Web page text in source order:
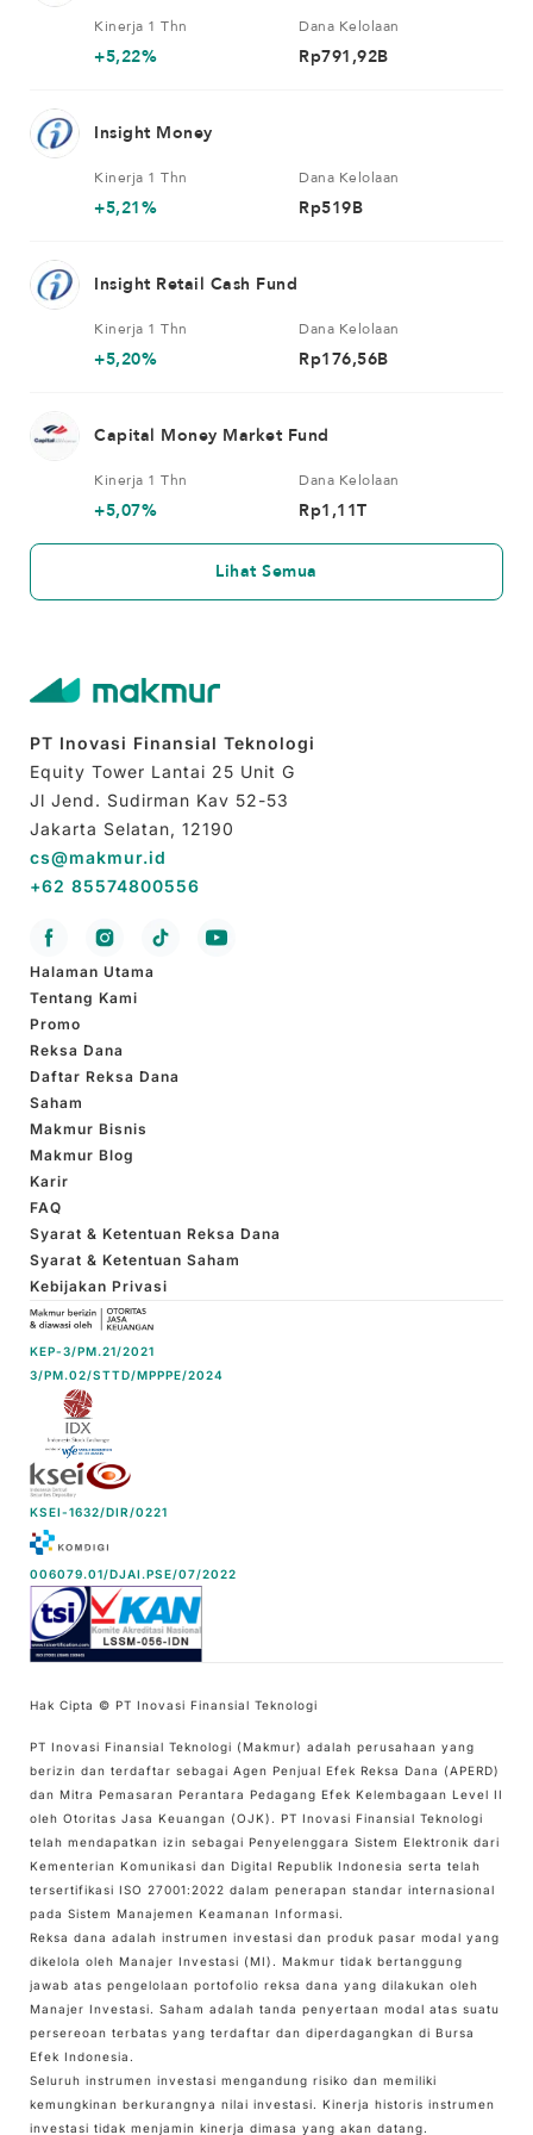
yang berlaku di Indonesia. Dalam hal berinvestasi pada
Efek luar negeri, Manajer Investasi wajib memastikan
kegiatan investasi BATAVIA DANA KAS SYARIAH pada
ketentuan hukum dan peraturan yang berlaku di
Indonesia dan hukum Negara yang mendasari penerbitan
Efek luar negeri tersebut.
Kinerja 1 Thn
+5,22%
Dana Kelolaan
Rp791,92B
Insight Money
Kinerja 1 Thn
+5,21%
Dana Kelolaan
Rp519B
Insight Retail Cash Fund
Kinerja 1 Thn
+5,20%
Dana Kelolaan
Rp176,56B
Capital Money Market Fund
Kinerja 1 Thn
+5,07%
Dana Kelolaan
Rp1,11T
Lihat Semua
PT Inovasi Finansial Teknologi
Equity Tower Lantai 25 Unit G
Jl Jend. Sudirman Kav 52-53
Jakarta Selatan, 12190
cs@makmur.id
+62 85574800556
Halaman Utama
Tentang Kami
Promo
Reksa Dana
Daftar Reksa Dana
Saham
Makmur Bisnis
Makmur Blog
Karir
FAQ
Syarat & Ketentuan Reksa Dana
Syarat & Ketentuan Saham
Kebijakan Privasi
KEP-3/PM.21/2021
3/PM.02/STTD/MPPPE/2024
KSEI-1632/DIR/0221
006079.01/DJAI.PSE/07/2022
Hak Cipta © PT Inovasi Finansial Teknologi
PT Inovasi Finansial Teknologi (Makmur) adalah perusahaan yang
berizin dan terdaftar sebagai Agen Penjual Efek Reksa Dana (APERD)
dan Mitra Pemasaran Perantara Pedagang Efek Kelembagaan Level II
oleh Otoritas Jasa Keuangan (OJK). PT Inovasi Finansial Teknologi
telah mendapatkan izin sebagai Penyelenggara Sistem Elektronik dari
Kementerian Komunikasi dan Digital Republik Indonesia serta telah
tersertifikasi ISO 27001:2022 dalam penerapan standar internasional
pada Sistem Manajemen Keamanan Informasi.
Reksa dana adalah instrumen investasi dan produk pasar modal yang
dikelola oleh Manajer Investasi (MI). Makmur tidak bertanggung
jawab atas pengelolaan portofolio reksa dana yang dilakukan oleh
Manajer Investasi. Saham adalah tanda penyertaan modal atas suatu
persereoan terbatas yang terdaftar dan diperdagangkan di Bursa
Efek Indonesia.
Seluruh instrumen investasi mengandung risiko dan memiliki
kemungkinan berkurangnya nilai investasi. Kinerja historis instrumen
investasi tidak menjamin kinerja dimasa yang akan datang.